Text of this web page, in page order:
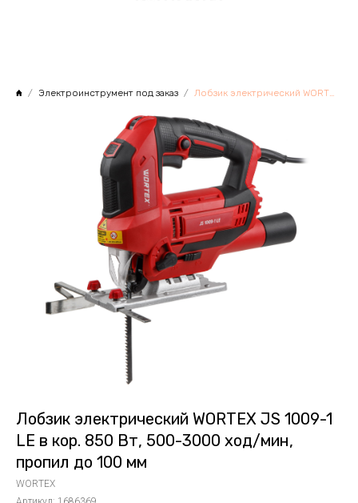
Электроинструмент под заказ
Лобзик электрический WORTEX JS 1009-1
LE в кор. 850 Вт, 500-3000 ход/мин,
пропил до 100 мм
WORTEX